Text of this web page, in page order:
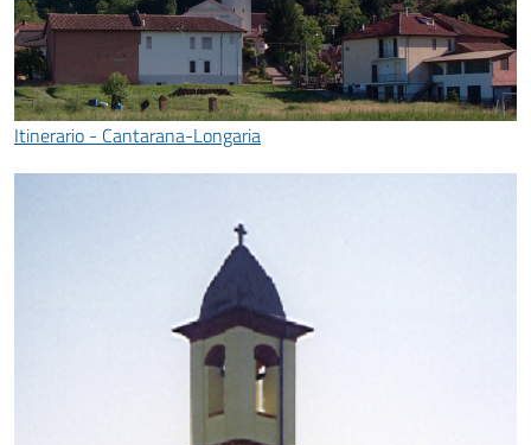
Itinerario - Cantarana-Longaria